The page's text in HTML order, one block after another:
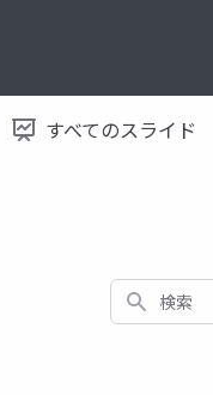
すべてのスライド
検索